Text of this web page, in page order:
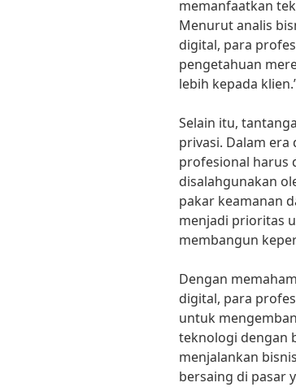
memanfaatkan
Menurut analis
digital, para
pengetahuan
lebih kepada
Selain itu,
privasi. Dalam
profesional harus
disalahgunakan
pakar keamanan
menjadi prioritas
membangun
Dengan
digital, para
untuk
teknologi dengan
menjalankan
bersaing di pasar